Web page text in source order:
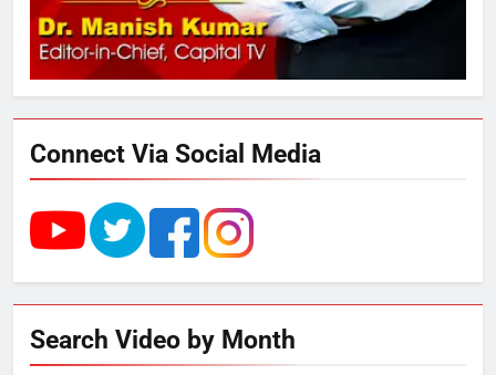
4
UP में ग्रामीण बिजली आपूर्ति से कृषि,
डेयरी, कुटीर उद्योग और स्वरोजगार को
मिला बढ़ावा
राम की नगरी अयोध्या में आने वाले भक्तों
का स्वागत करेगा लक्ष्मण द्वार
उत्तर प्रदेश में गांवों में बढ़ेंगी सुविधाएं: 67%
Connect Via Social Media
Search Video by Month